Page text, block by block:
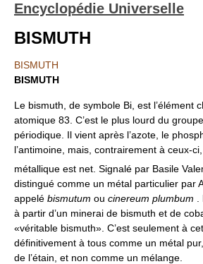
Encyclopédie Universelle
BISMUTH
BISMUTH
BISMUTH
Le bismuth, de symbole Bi, est l’élément
atomique 83. C’est le plus lourd du
périodique. Il vient après l’azote, le
l’antimoine, mais, contrairement à ceux-
métallique est net. Signalé par Basile
distingué comme un métal particulier par
appelé bismutum ou cinereum plumbum
à partir d’un minerai de bismuth et de
«véritable bismuth». C’est seulement à
définitivement à tous comme un métal
de l’étain, et non comme un mélange.